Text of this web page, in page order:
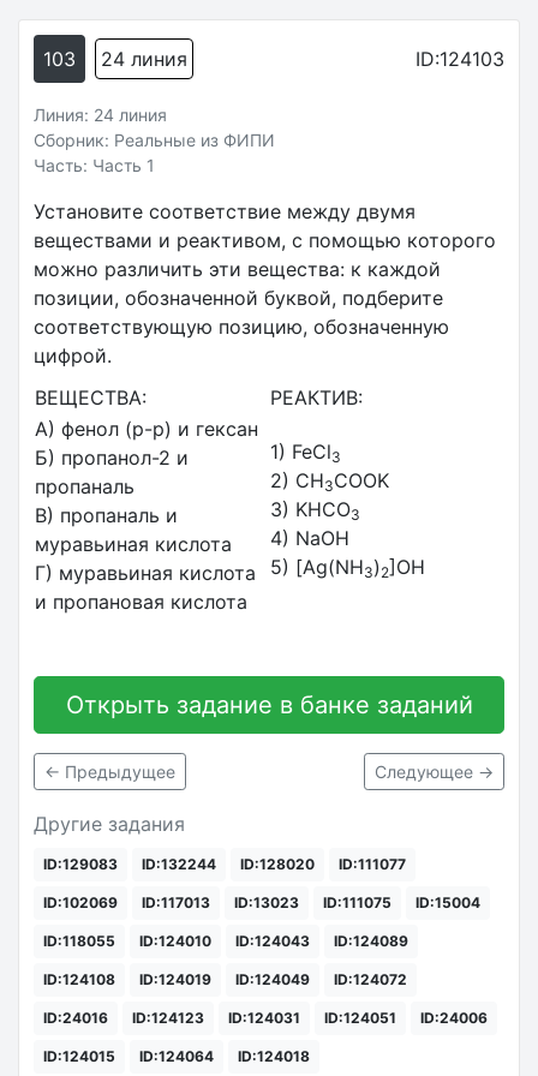
103 24 линия ID:124103
Линия: 24 линия
Сборник: Реальные из ФИПИ
Часть: Часть 1
Установите соответствие между двумя
веществами и реактивом, с помощью которого
можно различить эти вещества: к каждой
позиции, обозначенной буквой, подберите
соответствующую позицию, обозначенную
цифрой.
ВЕЩЕСТВА:
РЕАКТИВ:
А) фенол (р-р) и гексан
Б) пропанол-2 и
пропаналь
В) пропаналь и
муравьиная кислота
Г) муравьиная кислота
и пропановая кислота
1) FeCl3
2) CH3COOK
3) KHCO3
4) NaOH
5) [Ag(NH3) 2]OH
Открыть задание в банке заданий
← Предыдущее Следующее →
Другие задания
ID:129083 ID:132244 ID:128020 ID:111077
ID:102069 ID:117013 ID:13023 ID:111075 ID:15004
ID:118055 ID:124010 ID:124043 ID:124089
ID:124108 ID:124019 ID:124049 ID:124072
ID:24016 ID:124123 ID:124031 ID:124051 ID:24006
ID:124015 ID:124064 ID:124018